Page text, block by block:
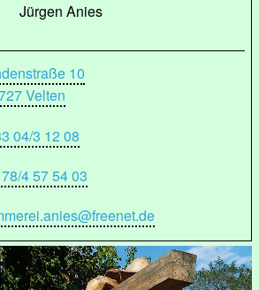
Jürgen Anies
10
Velten
04/3 12 08
4 57 54 03